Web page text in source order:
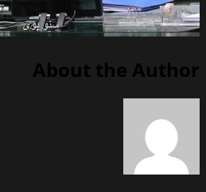
About the Author